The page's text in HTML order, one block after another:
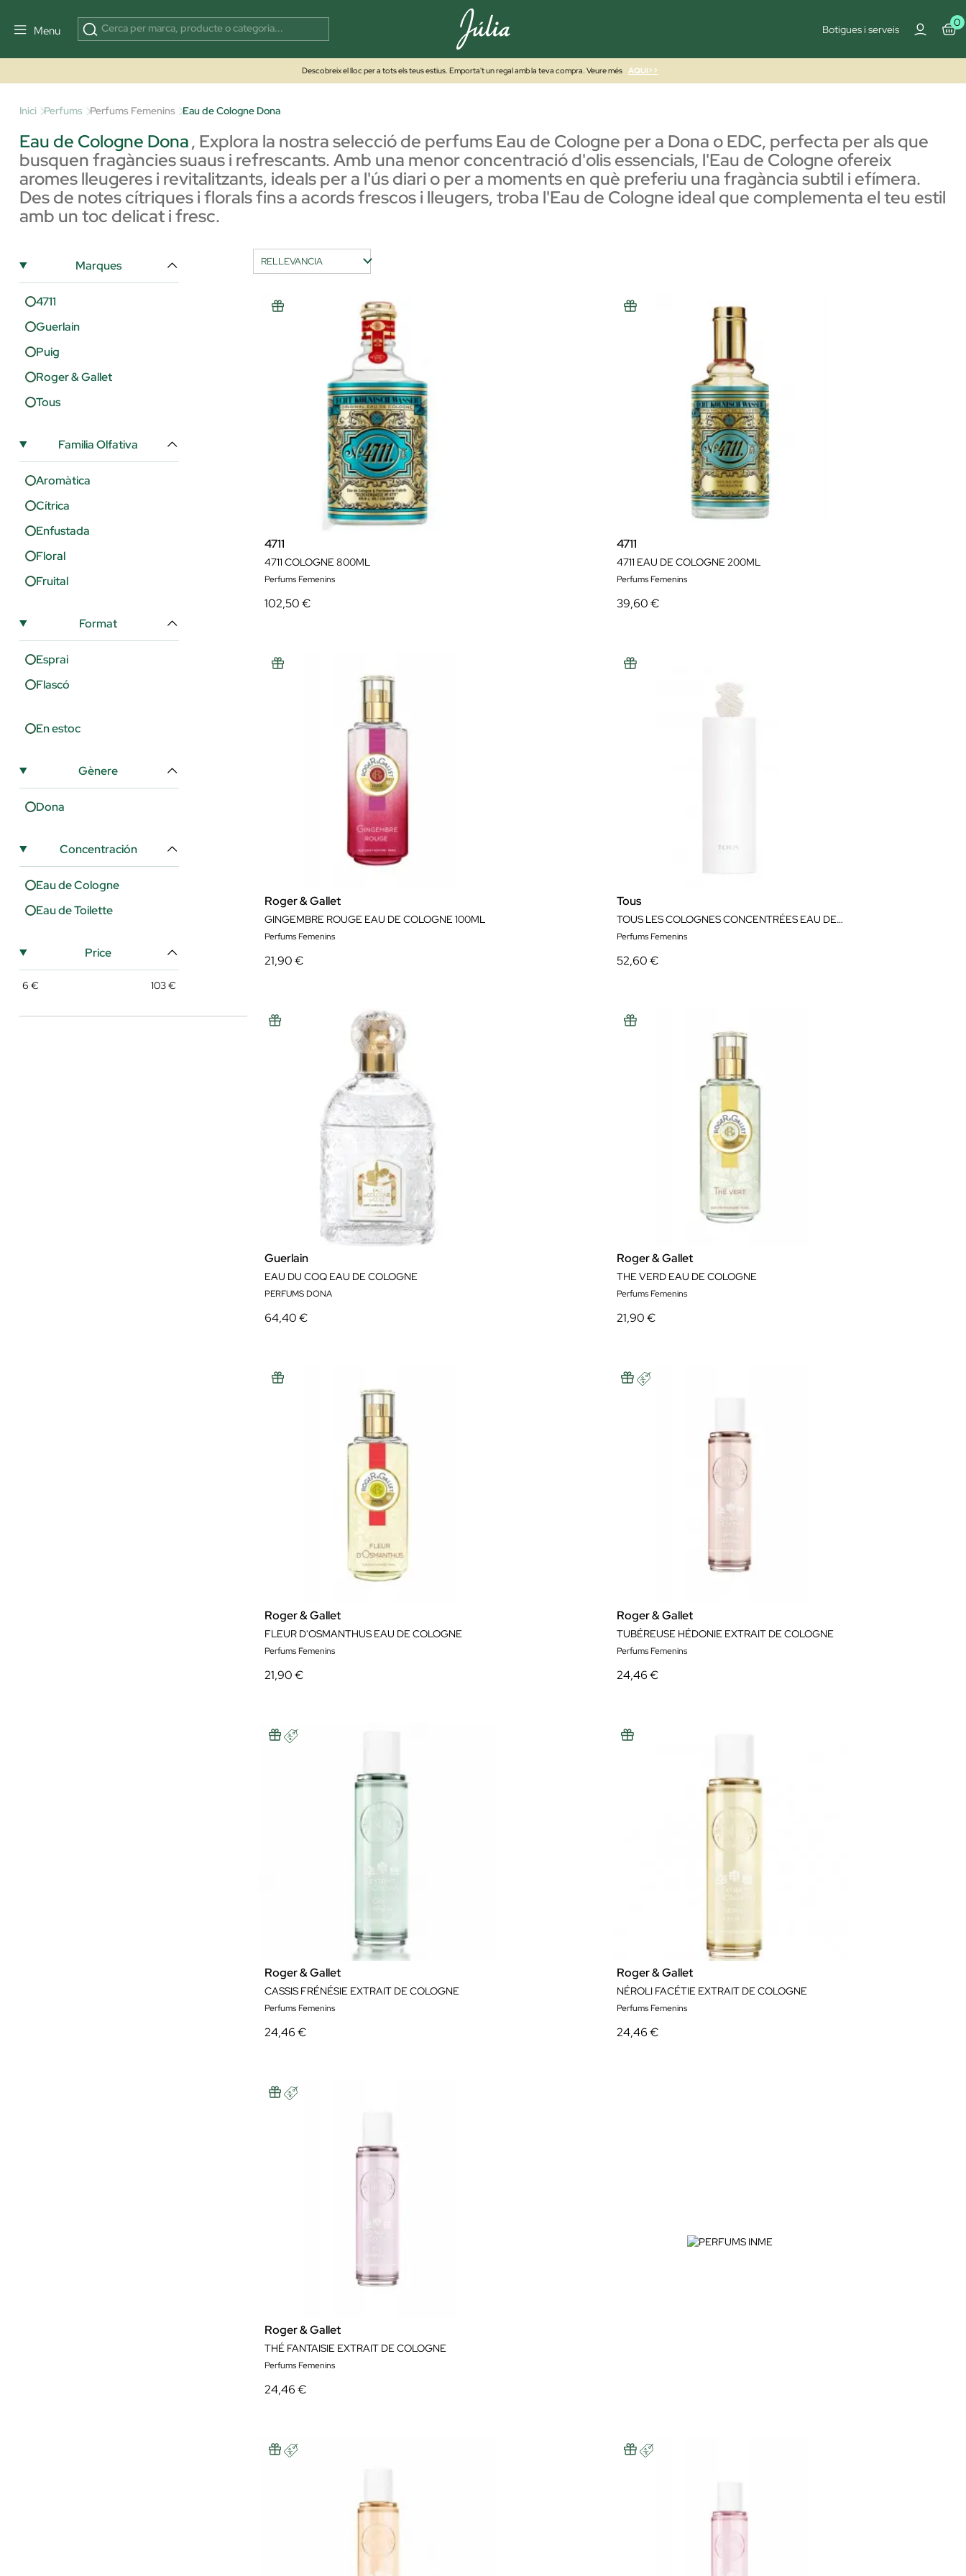
Menu Botigues i serveis
0
Descobreix el lloc per a tots els teus estius. Emporta't un regal amb la teva compra. Veure més AQUI>>
Inici Perfums Perfums Femenins Eau de Cologne Dona
Eau de Cologne Dona, Explora la nostra selecció de perfums Eau de Cologne per a Dona o EDC, perfecta per als que
busquen fragàncies suaus i refrescants. Amb una menor concentració d'olis essencials, l'Eau de Cologne ofereix
aromes lleugeres i revitalitzants, ideals per a l'ús diari o per a moments en què preferiu una fragància subtil i efímera.
Des de notes cítriques i florals fins a acords frescos i lleugers, troba l'Eau de Cologne ideal que complementa el teu estil
amb un toc delicat i fresc.
Marques
4711
Guerlain
Puig
Roger & Gallet
Tous
Familia Olfativa
Aromàtica
Cítrica
Enfustada
Floral
Fruital
Format
Esprai
Flascó
En estoc
Gènere
Dona
Concentración
Eau de Cologne
Eau de Toilette
Price
6 € 103€
4711
4711 COLOGNE 800ML
Perfums Femenins
102,50 €
4711
4711 EAU DE COLOGNE 200ML
Perfums Femenins
39,60 €
Roger & Gallet
GINGEMBRE ROUGE EAU DE COLOGNE 100ML
Perfums Femenins
21,90 €
Tous
TOUS LES COLOGNES CONCENTRÉES EAU DE TOILETTE
Perfums Femenins
52,60 €
Guerlain
EAU DU COQ EAU DE COLOGNE
PERFUMS DONA
64,40 €
Roger & Gallet
THE VERD EAU DE COLOGNE
Perfums Femenins
21,90 €
Roger & Gallet
FLEUR D'OSMANTHUS EAU DE COLOGNE
Perfums Femenins
21,90 €
Roger & Gallet
TUBÉREUSE HÉDONIE EXTRAIT DE COLOGNE
Perfums Femenins
24,46 €
Roger & Gallet
CASSIS FRÉNÉSIE EXTRAIT DE COLOGNE
Perfums Femenins
24,46 €
Roger & Gallet
NÉROLI FACÉTIE EXTRAIT DE COLOGNE
Perfums Femenins
24,46 €
Roger & Gallet
THÉ FANTAISIE EXTRAIT DE COLOGNE
Perfums Femenins
24,46 €